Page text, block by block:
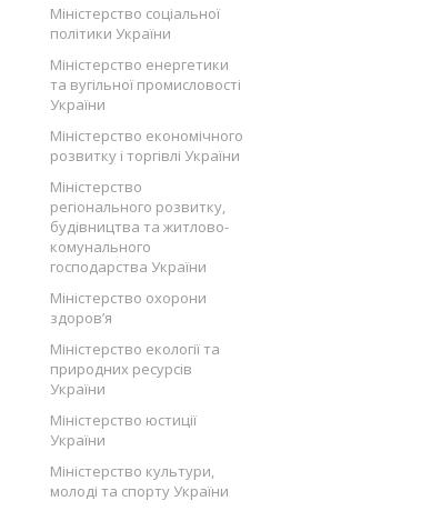
Міністерство соціальної
політики України
Міністерство енергетики
та вугільної промисловості
України
Міністерство економічного
розвитку і торгівлі України
Міністерство
регіонального розвитку,
будівництва та житлово-
комунального
господарства України
Міністерство охорони
здоров’я
Міністерство екології та
природних ресурсів
України
Міністерство юстиції
України
Міністерство культури,
молоді та спорту України